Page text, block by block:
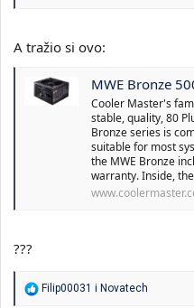
A tražio si ovo:
MWE Bronze
Cooler Master's
stable, quality, 80
Bronze series is
suitable for most
the MWE Bronze
warranty. Inside,
???
RFilip00031 i Novatech